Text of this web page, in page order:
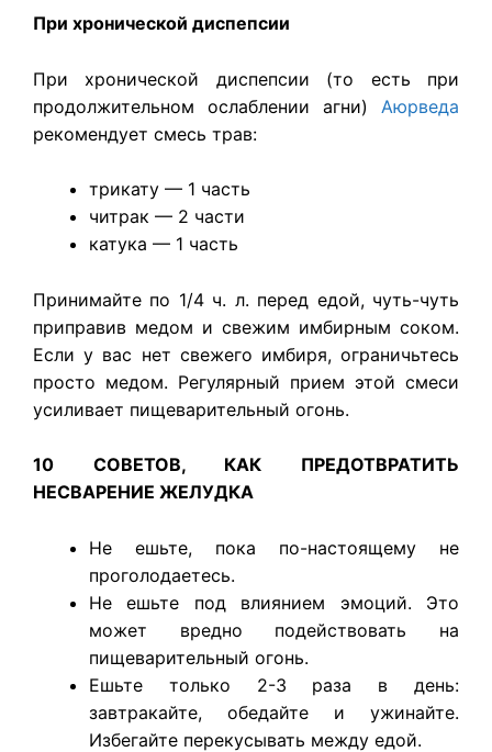
При хронической диспепсии
​При хронической диспепсии (то есть при
продолжительном ослаблении агни) Аюрведа
рекомендует смесь трав:
трикату — 1 часть
читрак — 2 части
катука — 1 часть
Принимайте по 1/4 ч. л. перед едой, чуть-чуть
приправив медом и свежим имбирным соком.
Если у вас нет свежего имбиря, ограничьтесь
просто медом. Регулярный прием этой смеси
усиливает пищеварительный огонь.
10 СОВЕТОВ, КАК ПРЕДОТВРАТИТЬ
НЕСВАРЕНИЕ ЖЕЛУДКА
Не ешьте, пока по-настоящему не
проголодаетесь.
Не ешьте под влиянием эмоций. Это
может вредно подействовать на
пищеварительный огонь.
Ешьте только 2-3 раза в день:
завтракайте, обедайте и ужинайте.
Избегайте перекусывать между едой.